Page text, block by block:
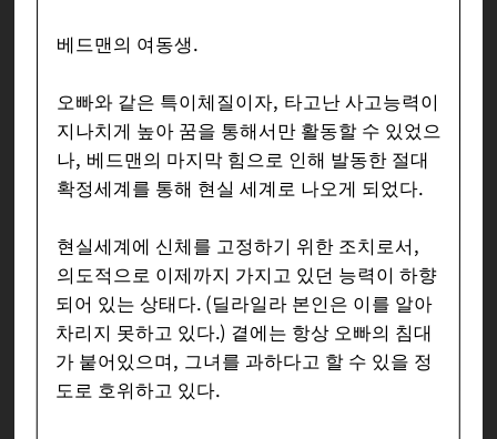
베드맨의 여동생.
오빠와 같은 특이체질이자, 타고난 사고능력이
지나치게 높아 꿈을 통해서만 활동할 수 있었으
나, 베드맨의 마지막 힘으로 인해 발동한 절대
확정세계를 통해 현실 세계로 나오게 되었다.
현실세계에 신체를 고정하기 위한 조치로서,
의도적으로 이제까지 가지고 있던 능력이 하향
되어 있는 상태다. (딜라일라 본인은 이를 알아
차리지 못하고 있다.) 곁에는 항상 오빠의 침대
가 붙어있으며, 그녀를 과하다고 할 수 있을 정
도로 호위하고 있다.